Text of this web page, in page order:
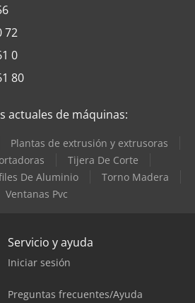
72
0
80
actuales de máquinas:
Plantas de extrusión y extrusoras
Tijera De Corte
De Aluminio
Torno Madera
Ventanas Pvc
Servicio y ayuda
Iniciar sesión
Preguntas frecuentes/Ayuda